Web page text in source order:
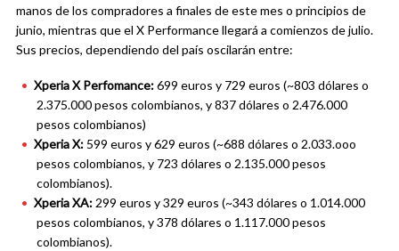
manos de los compradores a finales de este mes o principios de
junio, mientras que el X Performance llegará a comienzos de julio.
Sus precios, dependiendo del país oscilarán entre:
Xperia X Perfomance:699 euros y 729 euros (~803 dólares o
2.375.000 pesos colombianos, y 837 dólares o 2.476.000
pesos colombianos)
Xperia X: 599 euros y 629 euros (~688 dólares o 2.033.ooo
pesos colombianos, y 723 dólares o 2.135.000 pesos
colombianos).
Xperia XA: 299 euros y 329 euros (~343 dólares o 1.014.000
pesos colombianos, y 378 dólares o 1.117.000 pesos
colombianos).